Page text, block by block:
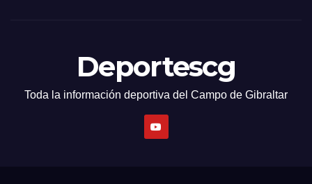
Deportescg
Toda la información deportiva del Campo de Gibraltar